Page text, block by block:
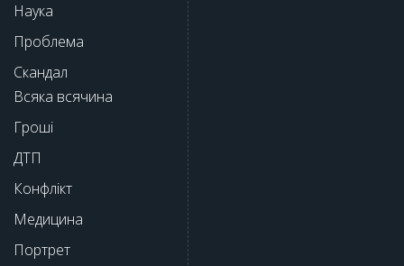
Наука
Проблема
Скандал
Всяка всячина
Гроші
ДТП
Конфлікт
Медицина
Портрет